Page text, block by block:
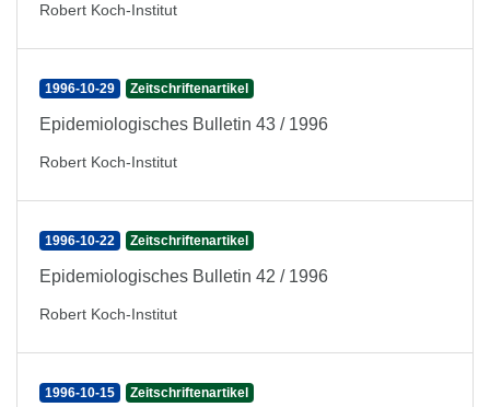
Robert Koch-Institut
1996-10-29 Zeitschriftenartikel
Epidemiologisches Bulletin 43 / 1996
Robert Koch-Institut
1996-10-22 Zeitschriftenartikel
Epidemiologisches Bulletin 42 / 1996
Robert Koch-Institut
1996-10-15 Zeitschriftenartikel